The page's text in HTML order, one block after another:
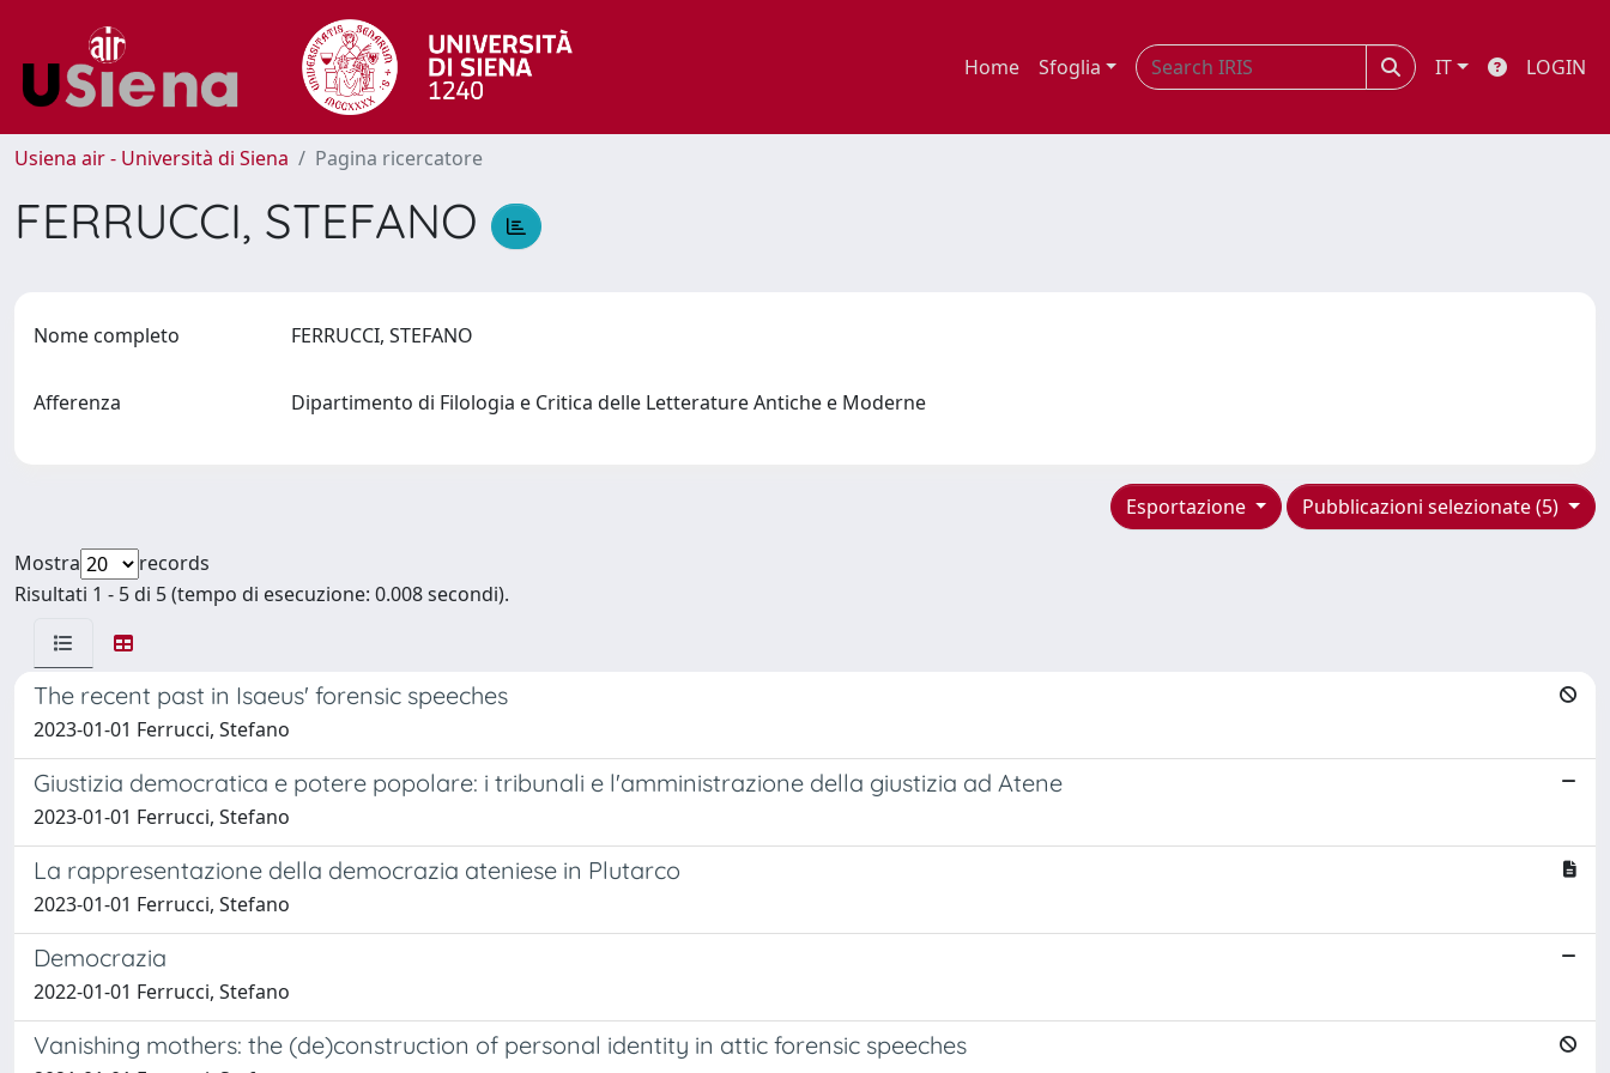
Home Sfoglia IT LOGIN
Usiena air - Università di Siena Pagina ricercatore
FERRUCCI, STEFANO
Nome completo FERRUCCI, STEFANO
Afferenza Dipartimento di Filologia e Critica delle Letterature Antiche e Moderne
Pubblicazioni selezionate (5)
Esportazione
Mostra
records
Risultati 1 - 5 di 5 (tempo di esecuzione: 0.008 secondi).
The recent past in Isaeus' forensic speeches
2023-01-01 Ferrucci, Stefano
Giustizia democratica e potere popolare: i tribunali e l'amministrazione della giustizia ad Atene
2023-01-01 Ferrucci, Stefano
La rappresentazione della democrazia ateniese in Plutarco
2023-01-01 Ferrucci, Stefano
Democrazia
2022-01-01 Ferrucci, Stefano
Vanishing mothers: the (de)construction of personal identity in attic forensic speeches